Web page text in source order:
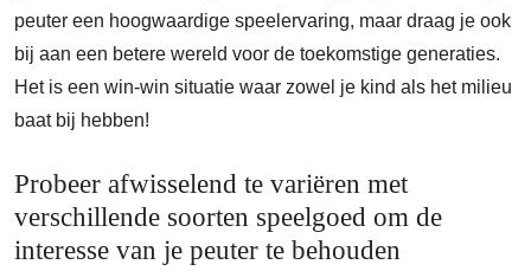
peuter een hoogwaardige speelervaring, maar draag je ook
bij aan een betere wereld voor de toekomstige generaties.
Het is een win-win situatie waar zowel je kind als het milieu
baat bij hebben!
Probeer afwisselend te variëren met
verschillende soorten speelgoed om de
interesse van je peuter te behouden